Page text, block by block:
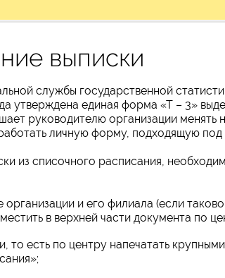
выписки
службы государственной
утверждена единая форма «Т – 3»
руководителю организации
личную форму, подходящую
из списочного расписания,
организации и его филиала (если
в верхней части документа по
то есть по центру напечатать